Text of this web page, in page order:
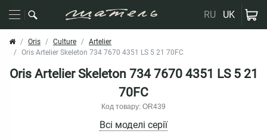
RU UK
Oris Culture
Artelier
Oris Artelier Skeleton 734 7670 4351 LS 5 21 70FC
Oris Artelier Skeleton 734 7670 4351 LS 5 21
70FC
Код товару: OR439
Всі моделі серії